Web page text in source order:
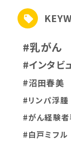
#乳がん
#インタビ
#沼田春美
#リンパ浮腫
#がん経験
#白戸ミフル